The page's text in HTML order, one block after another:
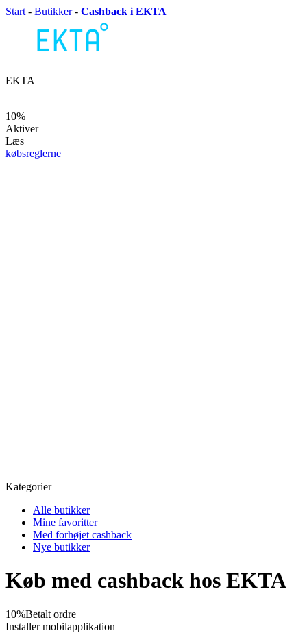
Start - Butikker - Cashback i EKTA
EKTA
10%
Aktiver
Læs
købsreglerne
Kategorier
Alle butikker
Mine favoritter
Med forhøjet cashback
Nye butikker
Køb med cashback hos EKTA
10%Betalt ordre
Installer mobilapplikation